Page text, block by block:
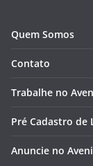
Quem Somos
Contato
Trabalhe no
Pré Cadastro de
Anuncie no